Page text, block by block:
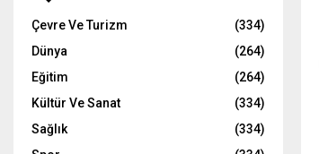
Çevre Ve Turizm
(334)
Dünya
(264)
Eğitim
(264)
Kültür Ve Sanat
(334)
Sağlık
(334)